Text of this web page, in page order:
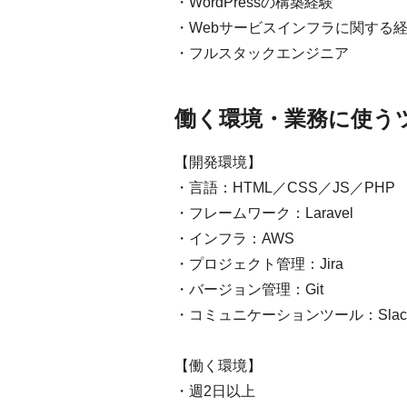
・Webサービスインフラに関する
・フルスタックエンジニア
働く環境・業務に使う
【開発環境】
・言語：HTML／CSS／JS／PHP
・フレームワーク：Laravel
・インフラ：AWS
・プロジェクト管理：Jira
・バージョン管理：Git
・コミュニケーションツール：
【働く環境】
・週2日以上